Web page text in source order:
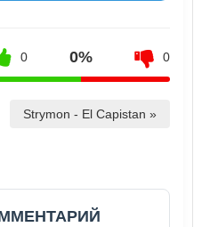
0 0% 0
Strymon - El Capistan »